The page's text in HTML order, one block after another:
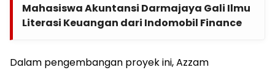
Mahasiswa Akuntansi Darmajaya Gali Ilmu
Literasi Keuangan dari Indomobil Finance
Dalam pengembangan proyek ini, Azzam